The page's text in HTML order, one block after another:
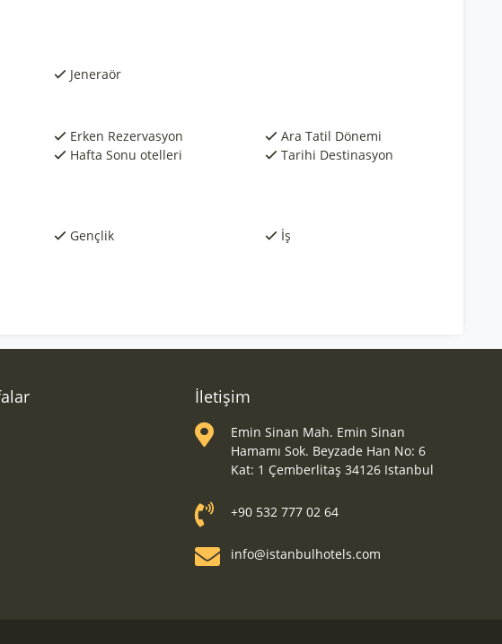
Jeneraör
Erken Rezervasyon
Ara Tatil Dönemi
Hafta Sonu otelleri
Tarihi Destinasyon
Gençlik
İş
İletişim
Emin Sinan Mah. Emin Sinan
Hamamı Sok. Beyzade Han No: 6
Kat: 1 Çemberlitaş 34126 Istanbul
+90 532 777 02 64
info@istanbulhotels.com